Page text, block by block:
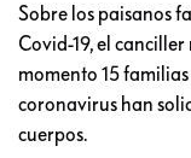
Sobre los paisanos
Covid-19, el
momento 15
coronavirus han
cuerpos.